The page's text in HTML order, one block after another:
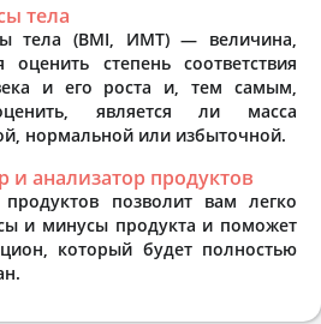
тела
тела (BMI, ИМТ) — величина,
оценить степень соответствия
и его роста и, тем самым,
является ли масса
нормальной или избыточной.
и анализатор продуктов
продуктов позволит вам легко
и минусы продукта и поможет
который будет полностью